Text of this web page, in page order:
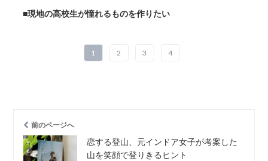
■現地の高校生が憧れるものを作りたい
1 2 3 4
前のページへ
恋する登山、元インドア女子が考案した
山を笑顔で登りきるヒント